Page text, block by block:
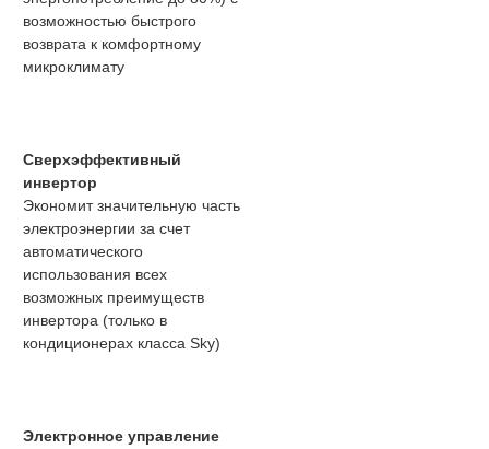
возможностью быстрого
возврата к комфортному
микроклимату
Сверхэффективный
инвертор
Экономит значительную часть
электроэнергии за счет
автоматического
использования всех
возможных преимуществ
инвертора (только в
кондиционерах класса Sky)
Электронное управление